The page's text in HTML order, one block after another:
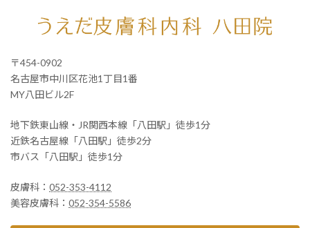
〒454-0902
名古屋市中川区花池1丁目1番
MY八田ビル2F
地下鉄東山線・JR関西本線「八田駅」徒歩1分
近鉄名古屋線「八田駅」徒歩2分
市バス「八田駅」徒歩1分
皮膚科： 052-353-4112
美容皮膚科： 052-354-5586